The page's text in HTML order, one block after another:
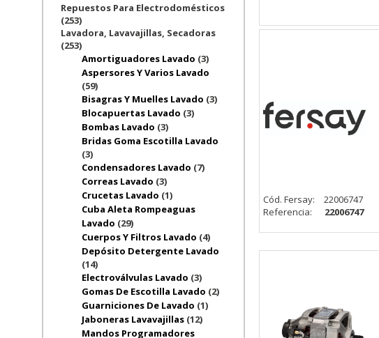
Repuestos Para Electrodomésticos
(253)
Lavadora, Lavavajillas, Secadoras
(253)
Amortiguadores Lavado (3)
Aspersores Y Varios Lavado
(59)
Bisagras Y Muelles Lavado (3)
Blocapuertas Lavado (3)
Bombas Lavado (3)
Bridas Goma Escotilla Lavado
(3)
Condensadores Lavado (7)
Correas Lavado (3)
Crucetas Lavado (1)
Cuba Aleta Rompeaguas
Lavado (29)
Cuerpos Y Filtros Lavado (4)
Depósito Detergente Lavado
(14)
Electroválvulas Lavado (3)
Gomas De Escotilla Lavado (2)
Guarniciones De Lavado (1)
Jaboneras Lavavajillas (12)
Mandos Programadores
Cód. Fersay:
22006747
Referencia:
22006747